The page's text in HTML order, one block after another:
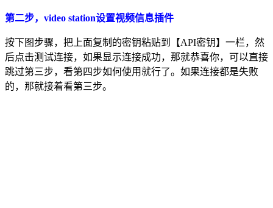
第二步，video station设置视频信息插件
按下图步骤，把上面复制的密钥粘贴到【API密钥】一栏，然
后点击测试连接，如果显示连接成功，那就恭喜你，可以直接
跳过第三步，看第四步如何使用就行了。如果连接都是失败
的，那就接着看第三步。